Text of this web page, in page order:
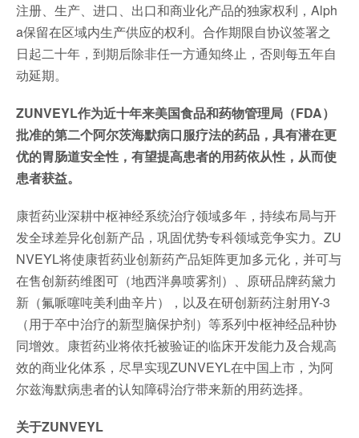
注册、生产、进口、出口和商业化产品的独家权利，Alph
a保留在区域内生产供应的权利。合作期限自协议签署之
日起二十年，到期后除非任一方通知终止，否则每五年自
动延期。
ZUNVEYL作为近十年来美国食品和药物管理局（FDA）
批准的第二个阿尔茨海默病口服疗法的药品，具有潜在更
优的胃肠道安全性，有望提高患者的用药依从性，从而使
患者获益。
康哲药业深耕中枢神经系统治疗领域多年，持续布局与开
发全球差异化创新产品，巩固优势专科领域竞争实力。ZU
NVEYL将使康哲药业创新药产品矩阵更加多元化，并可与
在售创新药维图可（地西泮鼻喷雾剂）、原研品牌药黛力
新（氟哌噻吨美利曲辛片），以及在研创新药注射用Y-3
（用于卒中治疗的新型脑保护剂）等系列中枢神经品种协
同增效。康哲药业将依托被验证的临床开发能力及合规高
效的商业化体系，尽早实现ZUNVEYL在中国上市，为阿
尔兹海默病患者的认知障碍治疗带来新的用药选择。
关于ZUNVEYL